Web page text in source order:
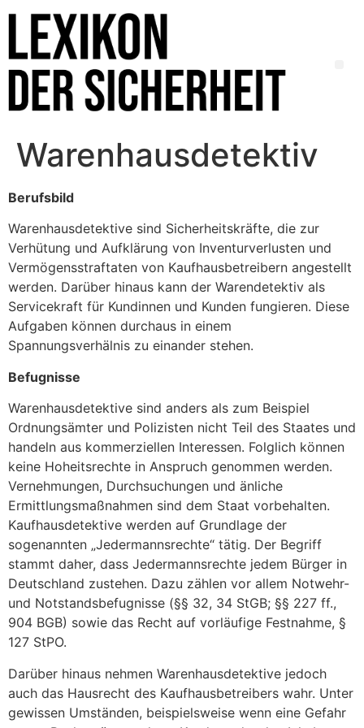
Warenhausdetektiv
Berufsbild
Warenhausdetektive sind Sicherheitskräfte, die zur
Verhütung und Aufklärung von Inventurverlusten und
Vermögensstraftaten von Kaufhausbetreibern angestellt
werden. Darüber hinaus kann der Warendetektiv als
Servicekraft für Kundinnen und Kunden fungieren. Diese
Aufgaben können durchaus in einem
Spannungsverhälnis zu einander stehen.
Befugnisse
Warenhausdetektive sind anders als zum Beispiel
Ordnungsämter und Polizisten nicht Teil des Staates und
handeln aus kommerziellen Interessen. Folglich können
keine Hoheitsrechte in Anspruch genommen werden.
Vernehmungen, Durchsuchungen und änliche
Ermittlungsmaßnahmen sind dem Staat vorbehalten.
Kaufhausdetektive werden auf Grundlage der
sogenannten „Jedermannsrechte“ tätig. Der Begriff
stammt daher, dass Jedermannsrechte jedem Bürger in
Deutschland zustehen. Dazu zählen vor allem Notwehr-
und Notstandsbefugnisse (§§ 32, 34 StGB; §§ 227 ff.,
904 BGB) sowie das Recht auf vorläufige Festnahme, §
127 StPO.
Darüber hinaus nehmen Warenhausdetektive jedoch
auch das Hausrecht des Kaufhausbetreibers wahr. Unter
gewissen Umständen, beispielsweise wenn eine Gefahr